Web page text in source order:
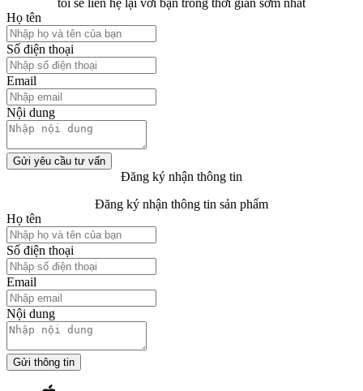
tôi sẽ liên hệ lại với bạn trong thời gian sớm nhất
Họ tên
Số điện thoại
Email
Nội dung
Gửi yêu cầu tư vấn
Đăng ký nhận thông tin
Đăng ký nhận thông tin sản phẩm
Họ tên
Số điện thoại
Email
Nội dung
Gửi thông tin